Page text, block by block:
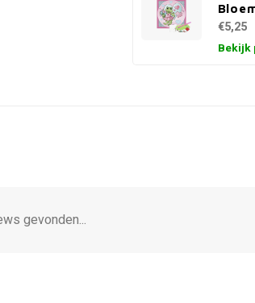
€5,25
Bekijk
gevonden...